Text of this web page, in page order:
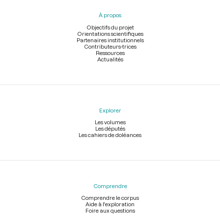
À propos
Objectifs du projet
Orientations scientifiques
Partenaires institutionnels
Contributeurs-trices
Ressources
Actualités
Explorer
Les volumes
Les députés
Les cahiers de doléances
Comprendre
Comprendre le corpus
Aide à l'exploration
Foire aux questions